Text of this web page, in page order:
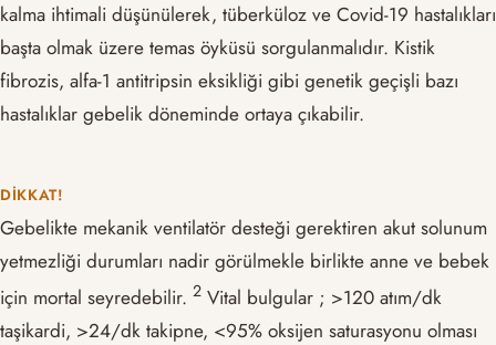
kalma ihtimali düşünülerek, tüberküloz ve Covid-19 hastalıkları
başta olmak üzere temas öyküsü sorgulanmalıdır. Kistik
fibrozis, alfa-1 antitripsin eksikliği gibi genetik geçişli bazı
hastalıklar gebelik döneminde ortaya çıkabilir.
DIKKAT!
Gebelikte mekanik ventilatör desteği gerektiren akut solunum
yetmezliği durumları nadir görülmekle birlikte anne ve bebek
için mortal seyredebilir. ​2​ Vital bulgular ; >120 atım/dk
taşikardi, >24/dk takipne, <95% oksijen saturasyonu olması